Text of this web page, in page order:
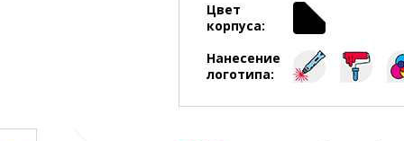
Цвет
корпуса:
Нанесение
логотипа: